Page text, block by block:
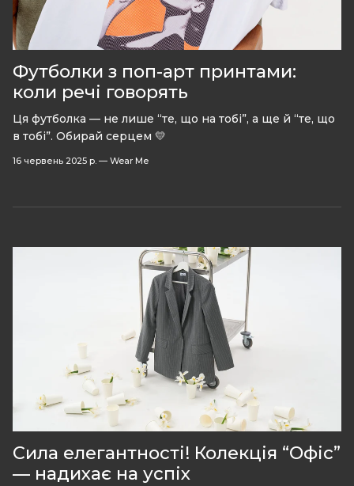
Футболки з поп-арт принтами:
коли речі говорять
Ця футболка — не лише “те, що на тобі”, а ще й “те, що
в тобі”. Обирай серцем 💛
16 червень 2025 р. — Wear Me
Сила елегантності! Колекція “Офіс”
— надихає на успіх